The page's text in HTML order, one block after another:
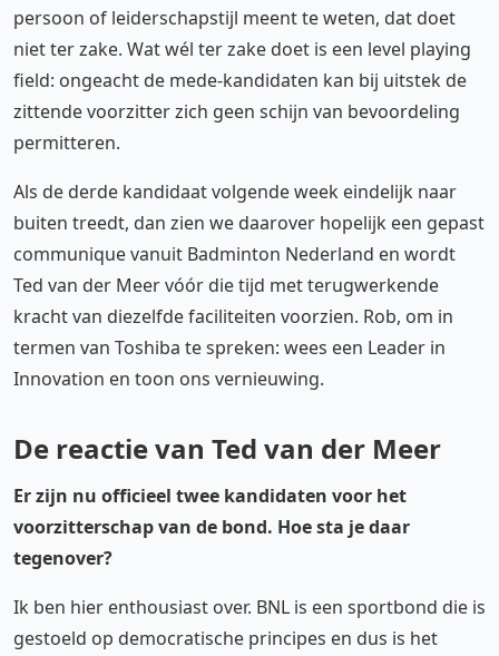
persoon of leiderschapstijl meent te weten, dat doet
niet ter zake. Wat wél ter zake doet is een level playing
field: ongeacht de mede-kandidaten kan bij uitstek de
zittende voorzitter zich geen schijn van bevoordeling
permitteren.
Als de derde kandidaat volgende week eindelijk naar
buiten treedt, dan zien we daarover hopelijk een gepast
communique vanuit Badminton Nederland en wordt
Ted van der Meer vóór die tijd met terugwerkende
kracht van diezelfde faciliteiten voorzien. Rob, om in
termen van Toshiba te spreken: wees een Leader in
Innovation en toon ons vernieuwing.
De reactie van Ted van der Meer
Er zijn nu officieel twee kandidaten voor het
voorzitterschap van de bond. Hoe sta je daar
tegenover?
Ik ben hier enthousiast over. BNL is een sportbond die is
gestoeld op democratische principes en dus is het